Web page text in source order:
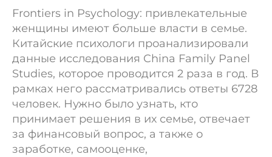
Frontiers in Psychology: привлекательные
женщины имеют больше власти в семье.
Китайские психологи проанализировали
данные исследования China Family Panel
Studies, которое проводится 2 раза в год. В
рамках него рассматривались ответы 6728
человек. Нужно было узнать, кто
принимает решения в их семье, отвечает
за финансовый вопрос, а также о
заработке, самооценке,